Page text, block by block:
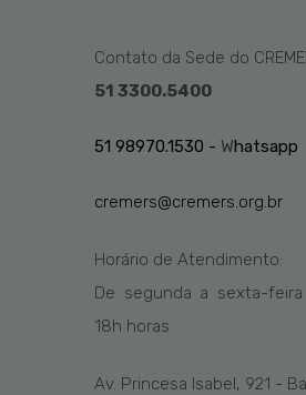
Contato da Sede do
51 3300.5400
51 98970.1530 - Whatsapp
cremers@cremers.org.br
Horário de Atendimento:
De segunda a sexta-feira
18h horas
Av. Princesa Isabel, 921 -